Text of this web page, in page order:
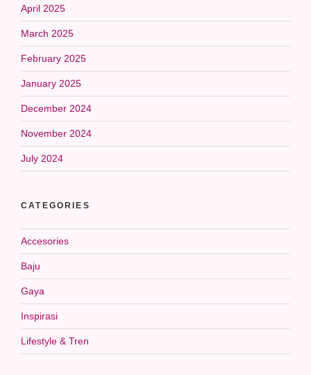
April 2025
March 2025
February 2025
January 2025
December 2024
November 2024
July 2024
CATEGORIES
Accesories
Baju
Gaya
Inspirasi
Lifestyle & Tren